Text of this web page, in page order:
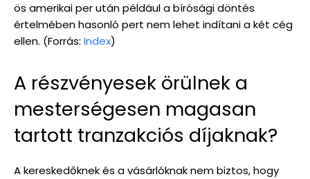
ös amerikai per után például a bírósági döntés
értelmében hasonló pert nem lehet indítani a két cég
ellen. (Forrás: Index)
A részvényesek örülnek a
mesterségesen magasan
tartott tranzakciós díjaknak?
A kereskedőknek és a vásárlóknak nem biztos, hogy